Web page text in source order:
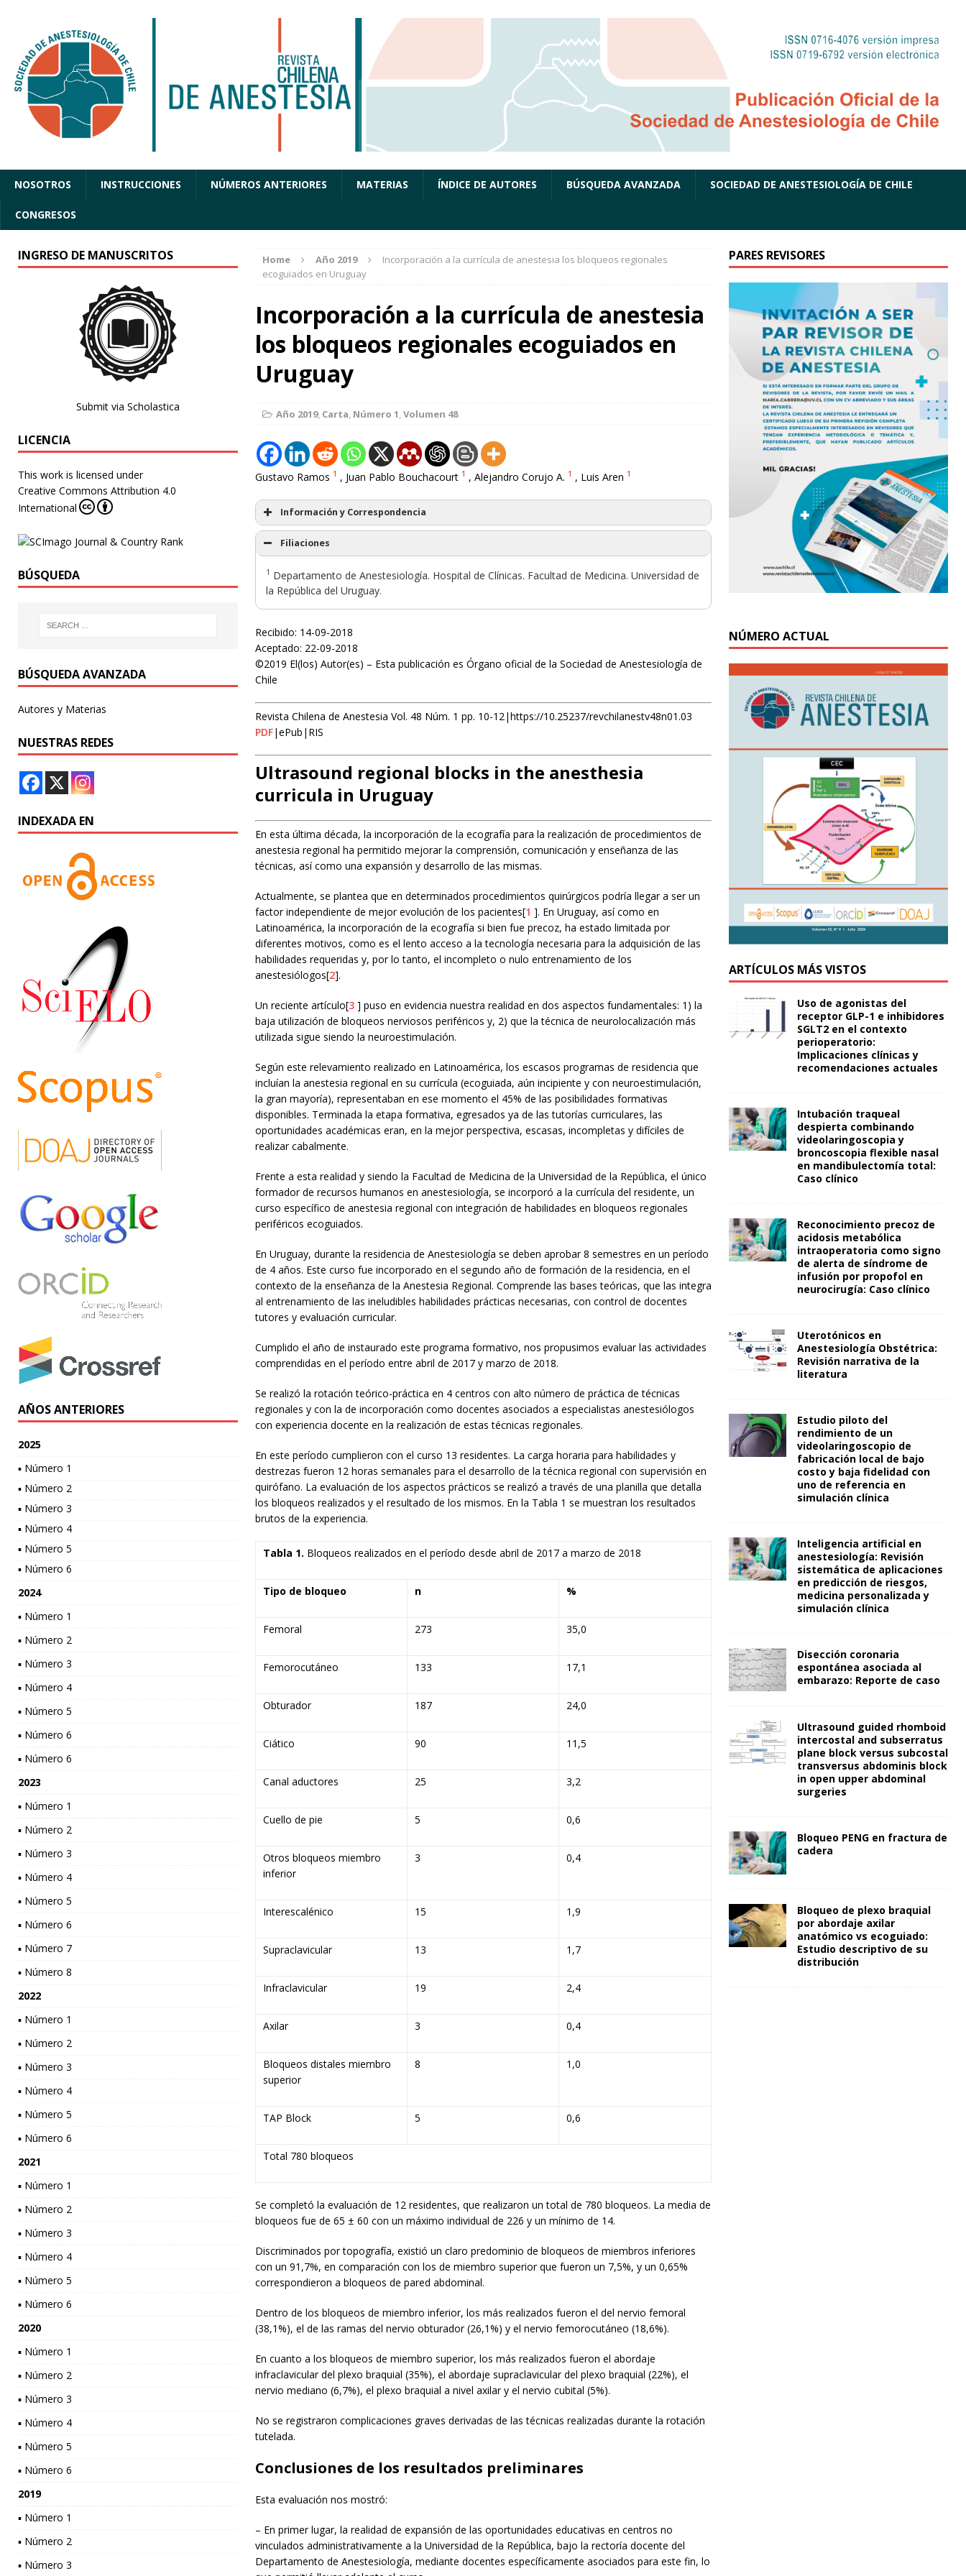
NOSOTROS INSTRUCCIONES NÚMEROS ANTERIORES MATERIAS ÍNDICE DE AUTORES BÚSQUEDA AVANZADA SOCIEDAD DE ANESTESIOLOGÍA DE CHILE
CONGRESOS
Home Año 2019
Incorporación a la currícula de anestesia los bloqueos regionales
ecoguiados en Uruguay
Incorporación a la currícula de anestesia
los bloqueos regionales ecoguiados en
Uruguay
Año 2019, Carta, Número 1,Volumen 48
Gustavo Ramos 1 , Juan Pablo Bouchacourt 1 , Alejandro Corujo A. 1 , Luis Aren 1
Información y Correspondencia
Filiaciones
1 Departamento de Anestesiología. Hospital de Clínicas. Facultad de Medicina. Universidad de
la República del Uruguay.
Recibido: 14-09-2018
Aceptado: 22-09-2018
©2019 El(los) Autor(es) – Esta publicación es Órgano oficial de la Sociedad de Anestesiología de
Chile
Revista Chilena de Anestesia Vol. 48 Núm. 1 pp. 10-12|https://10.25237/revchilanestv48n01.03
PDF|ePub|RIS
Ultrasound regional blocks in the anesthesia
curricula in Uruguay
En esta última década, la incorporación de la ecografía para la realización de procedimientos de
anestesia regional ha permitido mejorar la comprensión, comunicación y enseñanza de las
técnicas, así como una expansión y desarrollo de las mismas.
Actualmente, se plantea que en determinados procedimientos quirúrgicos podría llegar a ser un
factor independiente de mejor evolución de los pacientes[1 ]. En Uruguay, así como en
Latinoamérica, la incorporación de la ecografía si bien fue precoz, ha estado limitada por
diferentes motivos, como es el lento acceso a la tecnología necesaria para la adquisición de las
habilidades requeridas y, por lo tanto, el incompleto o nulo entrenamiento de los
anestesiólogos[2].
Un reciente artículo[3] puso en evidencia nuestra realidad en dos aspectos fundamentales: 1) la
baja utilización de bloqueos nerviosos periféricos y, 2) que la técnica de neurolocalización más
utilizada sigue siendo la neuroestimulación.
Según este relevamiento realizado en Latinoamérica, los escasos programas de residencia que
incluían la anestesia regional en su currícula (ecoguiada, aún incipiente y con neuroestimulación,
la gran mayoría), representaban en ese momento el 45% de las posibilidades formativas
disponibles. Terminada la etapa formativa, egresados ya de las tutorías curriculares, las
oportunidades académicas eran, en la mejor perspectiva, escasas, incompletas y difíciles de
realizar cabalmente.
Frente a esta realidad y siendo la Facultad de Medicina de la Universidad de la República, el único
formador de recursos humanos en anestesiología, se incorporó a la currícula del residente, un
curso específico de anestesia regional con integración de habilidades en bloqueos regionales
periféricos ecoguiados.
En Uruguay, durante la residencia de Anestesiología se deben aprobar 8 semestres en un período
de 4 años. Este curso fue incorporado en el segundo año de formación de la residencia, en el
contexto de la enseñanza de la Anestesia Regional. Comprende las bases teóricas, que las integra
al entrenamiento de las ineludibles habilidades prácticas necesarias, con control de docentes
tutores y evaluación curricular.
Cumplido el año de instaurado este programa formativo, nos propusimos evaluar las actividades
comprendidas en el período entre abril de 2017 y marzo de 2018.
Se realizó la rotación teórico-práctica en 4 centros con alto número de práctica de técnicas
regionales y con la de incorporación como docentes asociados a especialistas anestesiólogos
con experiencia docente en la realización de estas técnicas regionales.
En este período cumplieron con el curso 13 residentes. La carga horaria para habilidades y
destrezas fueron 12 horas semanales para el desarrollo de la técnica regional con supervisión en
quirófano. La evaluación de los aspectos prácticos se realizó a través de una planilla que detalla
los bloqueos realizados y el resultado de los mismos. En la Tabla 1 se muestran los resultados
brutos de la experiencia.
Tabla 1. Bloqueos realizados en el período desde abril de 2017 a marzo de 2018
Tipo de bloqueo n %
Femoral 273 35,0
Femorocutáneo 133 17,1
Obturador 187 24,0
Ciático 90 11,5
Canal aductores 25 3,2
Cuello de pie 5 0,6
Otros bloqueos miembro
inferior
3 0,4
Interescalénico 15 1,9
Supraclavicular 13 1,7
Infraclavicular 19 2,4
Axilar 3 0,4
Bloqueos distales miembro
superior
8 1,0
TAP Block 5 0,6
Total 780 bloqueos
Se completó la evaluación de 12 residentes, que realizaron un total de 780 bloqueos. La media de
bloqueos fue de 65 ± 60 con un máximo individual de 226 y un mínimo de 14.
Discriminados por topografía, existió un claro predominio de bloqueos de miembros inferiores
con un 91,7%, en comparación con los de miembro superior que fueron un 7,5%, y un 0,65%
correspondieron a bloqueos de pared abdominal.
Dentro de los bloqueos de miembro inferior, los más realizados fueron el del nervio femoral
(38,1%), el de las ramas del nervio obturador (26,1%) y el nervio femorocutáneo (18,6%).
En cuanto a los bloqueos de miembro superior, los más realizados fueron el abordaje
infraclavicular del plexo braquial (35%), el abordaje supraclavicular del plexo braquial (22%), el
nervio mediano (6,7%), el plexo braquial a nivel axilar y el nervio cubital (5%).
No se registraron complicaciones graves derivadas de las técnicas realizadas durante la rotación
tutelada.
Conclusiones de los resultados preliminares
Esta evaluación nos mostró:
– En primer lugar, la realidad de expansión de las oportunidades educativas en centros no
vinculados administrativamente a la Universidad de la República, bajo la rectoría docente del
Departamento de Anestesiología, mediante docentes específicamente asociados para este fin, lo
INGRESO DE MANUSCRITOS
Submit via Scholastica
LICENCIA
This work is licensed under
Creative Commons Attribution 4.0
International
BÚSQUEDA
BÚSQUEDA AVANZADA
Autores y Materias
NUESTRAS REDES
INDEXADA EN
AÑOS ANTERIORES
2025
▪ Número 1
▪ Número 2
▪ Número 3
▪ Número 4
▪ Número 5
▪ Número 6
2024
▪ Número 1
▪ Número 2
▪ Número 3
▪ Número 4
▪ Número 5
▪ Número 6
▪ Número 6
2023
▪ Número 1
▪ Número 2
▪ Número 3
▪ Número 4
▪ Número 5
▪ Número 6
▪ Número 7
▪ Número 8
2022
▪ Número 1
▪ Número 2
▪ Número 3
▪ Número 4
▪ Número 5
▪ Número 6
2021
▪ Número 1
▪ Número 2
▪ Número 3
▪ Número 4
▪ Número 5
▪ Número 6
2020
▪ Número 1
▪ Número 2
▪ Número 3
▪ Número 4
▪ Número 5
▪ Número 6
2019
▪ Número 1
▪ Número 2
▪ Número 3
PARES REVISORES
NÚMERO ACTUAL
ARTÍCULOS MÁS VISTOS
Uso de agonistas del
receptor GLP-1 e inhibidores
SGLT2 en el contexto
perioperatorio:
Implicaciones clínicas y
recomendaciones actuales
Intubación traqueal
despierta combinando
videolaringoscopia y
broncoscopia flexible nasal
en mandibulectomía total:
Caso clínico
Reconocimiento precoz de
acidosis metabólica
intraoperatoria como signo
de alerta de síndrome de
infusión por propofol en
neurocirugía: Caso clínico
Uterotónicos en
Anestesiología Obstétrica:
Revisión narrativa de la
literatura
Estudio piloto del
rendimiento de un
videolaringoscopio de
fabricación local de bajo
costo y baja fidelidad con
uno de referencia en
simulación clínica
Inteligencia artificial en
anestesiología: Revisión
sistemática de aplicaciones
en predicción de riesgos,
medicina personalizada y
simulación clínica
Disección coronaria
espontánea asociada al
embarazo: Reporte de caso
Ultrasound guided rhomboid
intercostal and subserratus
plane block versus subcostal
transversus abdominis block
in open upper abdominal
surgeries
Bloqueo PENG en fractura de
cadera
Bloqueo de plexo braquial
por abordaje axilar
anatómico vs ecoguiado:
Estudio descriptivo de su
distribución